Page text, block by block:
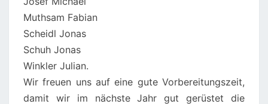
Muthsam Fabian
Scheidl Jonas
Schuh Jonas
Winkler Julian.
Wir freuen uns auf eine gute Vorbereitungszeit,
damit wir im nächste Jahr gut gerüstet die